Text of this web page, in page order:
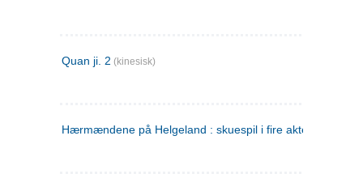
Quan ji. 2 (kinesisk)
Hærmændene på Helgeland : skuespil i fire akter